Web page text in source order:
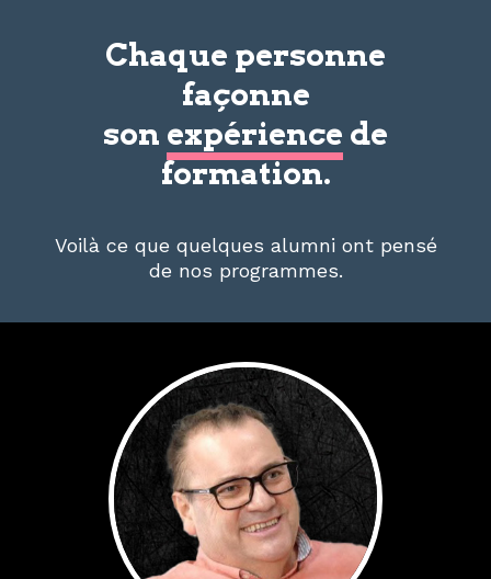
Chaque personne
façonne
son expérience de
formation.
Voilà ce que quelques alumni ont pensé
de nos programmes.